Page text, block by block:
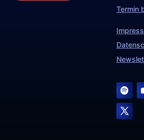
Termin